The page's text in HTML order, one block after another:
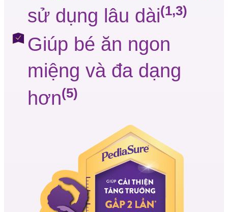
sử dụng lâu dài(1,3)
Giúp bé ăn ngon
miệng và đa dạng
hơn(5)